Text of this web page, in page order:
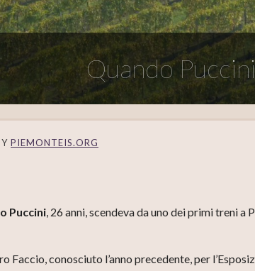
Quando
PIEMONTEIS.ORG
Puccini, 26 anni, scendeva da uno dei primi treni a
Faccio, conosciuto l’anno precedente, per